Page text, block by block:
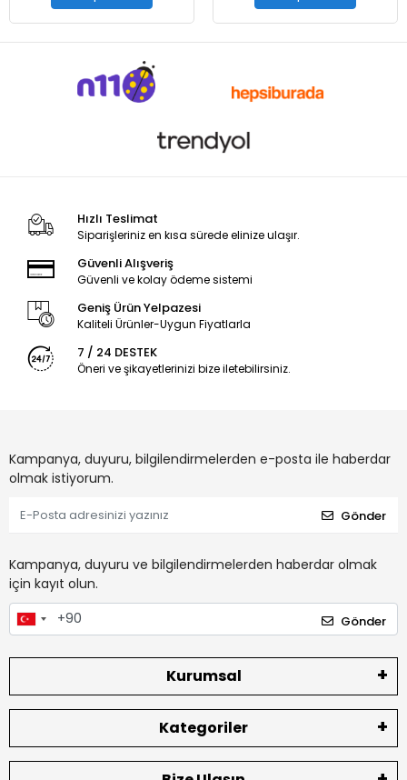
Hızlı Teslimat
Siparişleriniz en kısa sürede elinize ulaşır.
Güvenli Alışveriş
Güvenli ve kolay ödeme sistemi
Geniş Ürün Yelpazesi
Kaliteli Ürünler-Uygun Fiyatlarla
7 / 24 DESTEK
Öneri ve şikayetlerinizi bize iletebilirsiniz.
Kampanya, duyuru, bilgilendirmelerden e-posta ile haberdar
olmak istiyorum.
Gönder
Kampanya, duyuru ve bilgilendirmelerden haberdar olmak
için kayıt olun.
Gönder
Kurumsal
Kategoriler